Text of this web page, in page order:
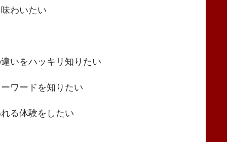
わいたい
いをハッキリ知りたい
ワードを知りたい
る体験をしたい